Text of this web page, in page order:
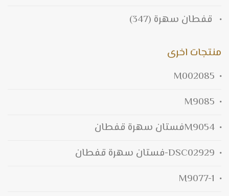
قفطان سهرة (347)
منتجات اخرى
M002085
M9085
M9054فستان سهرة قفطان
DSC02929-فستان سهرة قفطان
M9077-1